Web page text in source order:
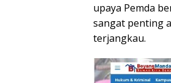
upaya Pemda
sangat penting
terjangkau.